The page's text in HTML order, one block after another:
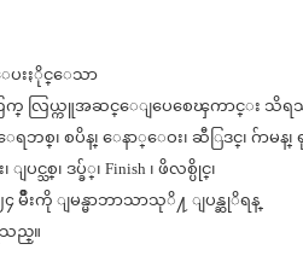
ပးႏိုင္ေသာ
ြက္ လြယ္ကူအဆင္ေျပေစေၾကာင္း သိရ
၊ စပိန္၊ ေနာ္ေဝး၊ ဆီြဒင္၊ ဂ်ာမန္၊ ရုရွ
သစ္၊ ဒပ္ခ်္၊ Finish ၊ ဖိလစ္ပိုင္၊
၄ မ်ိဳးကို ျမန္မာဘာသာသုိ႔ ျပန္ဆုိရန္
ည္။